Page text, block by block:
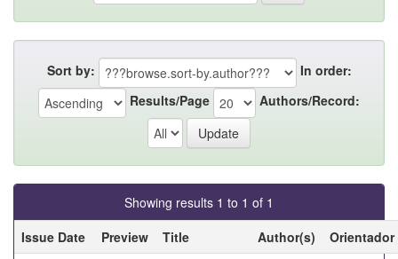
Sort by:
In order:
Results/Page
Authors/Record:
Showing results 1 to 1 of 1
Issue Date
Preview Title Author(s)
Orientador